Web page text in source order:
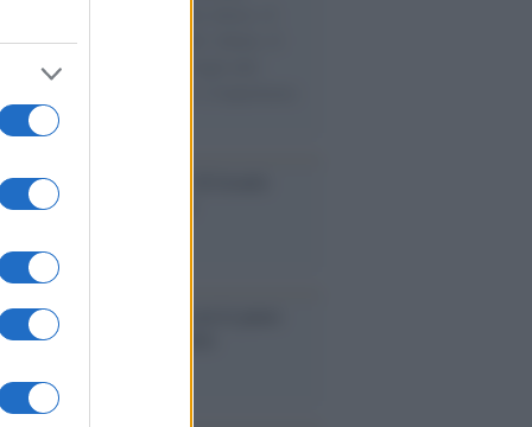
di disumanizzazione delle vittime, il
del governo italiano e degli altri
/La “vittoria totale” di Israele
una guerra senza fine
/La vita si intreccia con le paure
il giorno succede alla notte